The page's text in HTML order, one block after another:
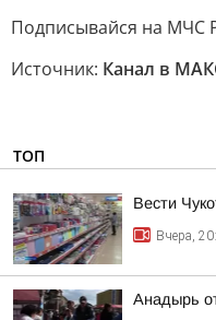
Подписывайся на МЧС
Источник: Канал в
ТОП
Вести
Вчера,
Анадырь